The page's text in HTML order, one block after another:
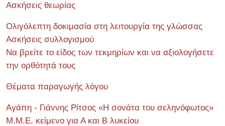
Ασκήσεις θεωρίας
Ολιγόλεπτη δοκιμασία στη λειτουργία της γλώσσας
Ασκήσεις συλλογισμού
Να βρείτε το είδος των τεκμηρίων και να αξιολογήσετε
την ορθότητά τους
Θέματα παραγωγής λόγου
Αγάπη - Γιάννης Ρίτσος «Η σονάτα του σεληνόφωτος»
Μ.Μ.Ε. κείμενο για Α και Β λυκείου